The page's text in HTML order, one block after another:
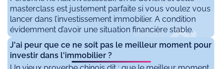
masterclass est justement parfaite si vous voulez vous
lancer dans l’investissement immobilier. A condition
évidemment d’avoir une situation financière stable.
J'ai peur que ce ne soit pas le meilleur moment pour
investir dans l'immobilier ?